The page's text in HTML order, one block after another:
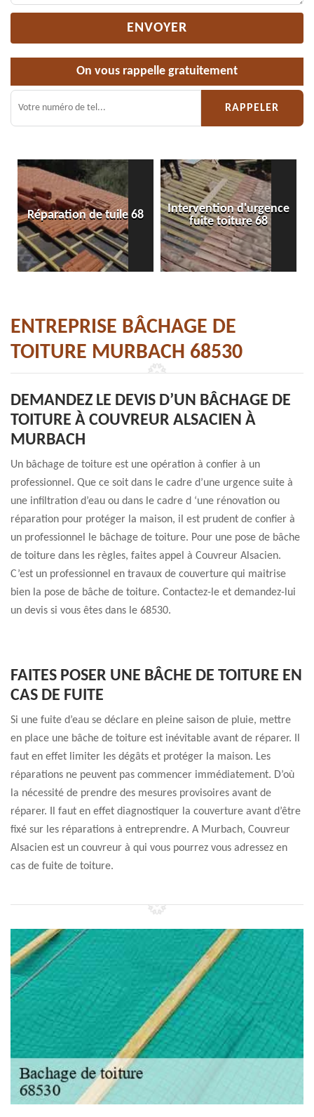
On vous rappelle gratuitement
Réparation de tuile 68
Intervention d'urgence
fuite toiture 68
ENTREPRISE BÂCHAGE DE
TOITURE MURBACH 68530
DEMANDEZ LE DEVIS D’UN BÂCHAGE DE
TOITURE À COUVREUR ALSACIEN À
MURBACH
Un bâchage de toiture est une opération à confier à un
professionnel. Que ce soit dans le cadre d’une urgence suite à
une infiltration d’eau ou dans le cadre d ‘une rénovation ou
réparation pour protéger la maison, il est prudent de confier à
un professionnel le bâchage de toiture. Pour une pose de bâche
de toiture dans les règles, faites appel à Couvreur Alsacien.
C’est un professionnel en travaux de couverture qui maitrise
bien la pose de bâche de toiture. Contactez-le et demandez-lui
un devis si vous êtes dans le 68530.
FAITES POSER UNE BÂCHE DE TOITURE EN
CAS DE FUITE
Si une fuite d’eau se déclare en pleine saison de pluie, mettre
en place une bâche de toiture est inévitable avant de réparer. Il
faut en effet limiter les dégâts et protéger la maison. Les
réparations ne peuvent pas commencer immédiatement. D’où
la nécessité de prendre des mesures provisoires avant de
réparer. Il faut en effet diagnostiquer la couverture avant d’être
fixé sur les réparations à entreprendre. A Murbach, Couvreur
Alsacien est un couvreur à qui vous pourrez vous adressez en
cas de fuite de toiture.